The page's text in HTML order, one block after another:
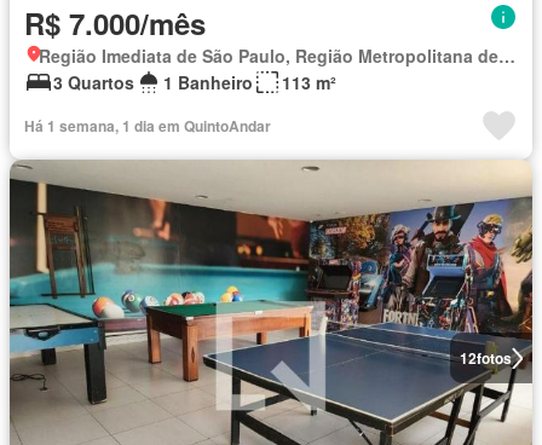
R$ 7.000/mês
Região Imediata de São Paulo, Região Metropolitana de São Paulo
3 Quartos
1 Banheiro 113 m²
Há 1 semana, 1 dia em QuintoAndar
12fotos